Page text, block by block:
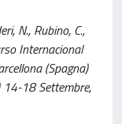
N., Rubino, C.,
Internacional
(Spagna)
18 Settembre,